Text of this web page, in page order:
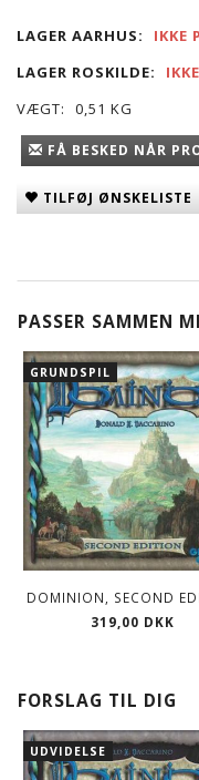
LAGER AARHUS:
IKKE
LAGER ROSKILDE:
VÆGT:
0,51 KG
FÅ BESKED NÅR
TILFØJ ØNSKELISTE
PASSER SAMMEN
GRUNDSPIL
DOMINION, SECOND
319,00 DKK
FORSLAG TIL DIG
UDVIDELSE